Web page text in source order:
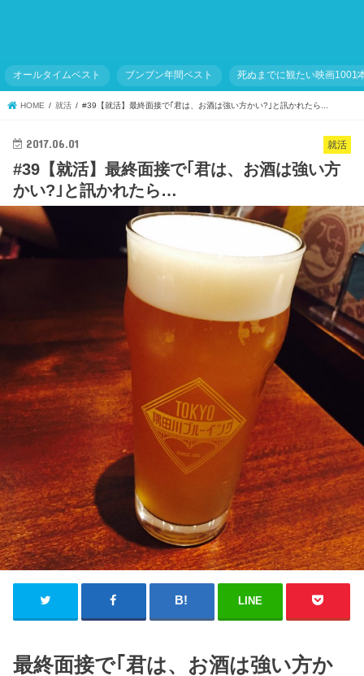
オールタイムベスト ブンブン年間ベスト 死ぬまでに観たい映画1001
HOME 就活 #39【就活】最終面接で｢君は、お酒は強い方かい?｣と訊かれたら...
就活
2017.06.01
#39【就活】最終面接で｢君は、お酒は強い方
かい?｣と訊かれたら…
LINE
最終面接で｢君は、お酒は強い方か